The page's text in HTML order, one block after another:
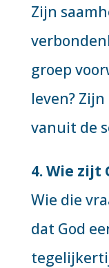
Zijn
groep
leven?
vanuit de
4. Wie zijt
Wie die
dat God